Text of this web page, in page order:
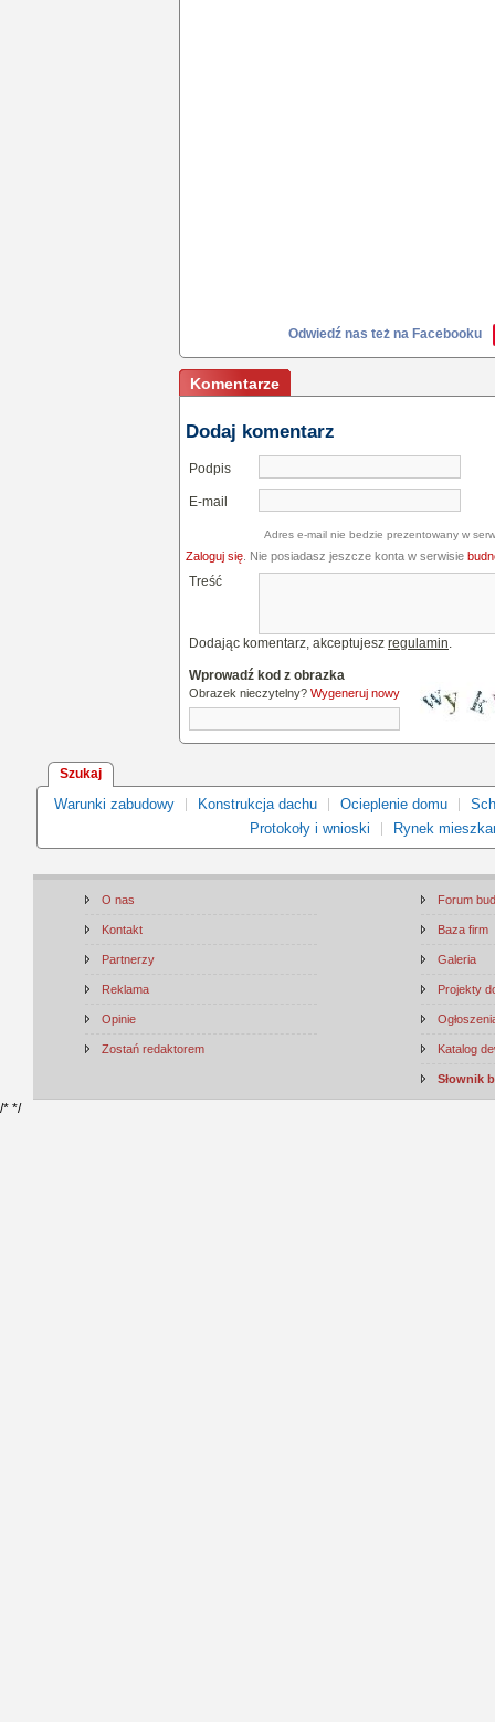
Odwiedź nas też na Facebooku
Komentarze
Dodaj komentarz
Podpis
E-mail
Adres e-mail nie bedzie prezentowany w
Zaloguj się . Nie posiadasz jeszcze konta w serwisie
Treść
Dodając komentarz, akceptujesz regulamin.
Wprowadź kod z obrazka
Obrazek nieczytelny? Wygeneruj nowy
Szukaj
Warunki zabudowy Konstrukcja dachu Ocieplenie domu
Protokoły i wnioski
Rynek
O nas
Kontakt
Partnerzy
Reklama
Opinie
Zostań redaktorem
Forum
Baza firm
Galeria
Projekty
Katalog
Słownik
/* */